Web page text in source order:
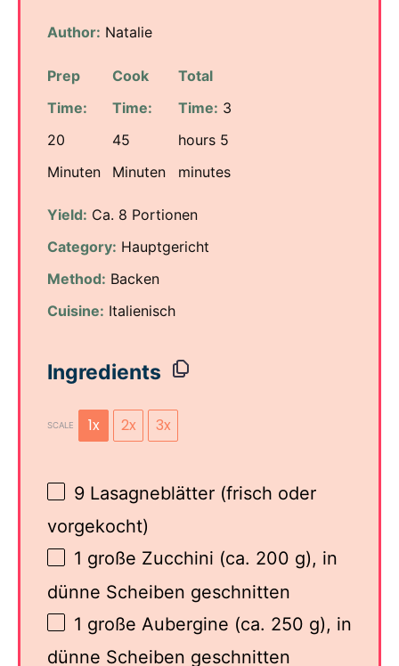
Author: Natalie
Prep
Time:
20
Minuten
Cook
Time:
45
Minuten
Total
Time: 3
hours 5
minutes
Yield: Ca. 8 Portionen
Category: Hauptgericht
Method: Backen
Cuisine: Italienisch
Ingredients
SCALE 1x 2x 3x
9 Lasagneblätter (frisch oder
vorgekocht)
1 große Zucchini (ca. 200 g), in
dünne Scheiben geschnitten
1 große Aubergine (ca. 250 g), in
dünne Scheiben geschnitten